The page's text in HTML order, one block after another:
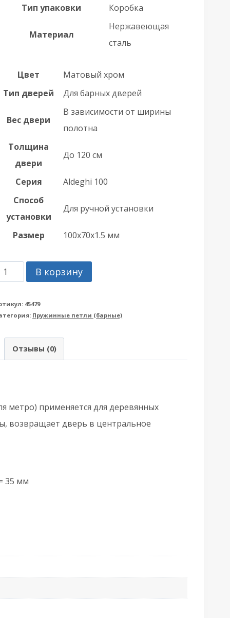
Тип упаковки Коробка
Материал
Нержавеющая
сталь
Цвет
Матовый хром
Тип дверей
Для барных дверей
Вес двери
В зависимости от ширины
полотна
Толщина
двери
До 120 см
Серия
Aldeghi 100
Способ
установки
Для ручной установки
Размер 100х70х1.5 мм
Количество
пружинная
В корзину
45479
Пружинные петли (барные)
Отзывы (0)
метро) применяется для деревянных
возвращает дверь в центральное
35 мм